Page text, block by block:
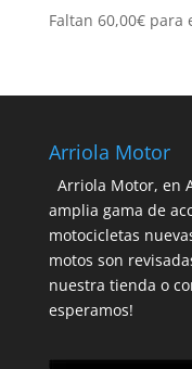
Faltan 60,00€para
Arriola Motor
Arriola Motor, en
amplia gama de
motocicletas
motos son
nuestra tienda o
esperamos!